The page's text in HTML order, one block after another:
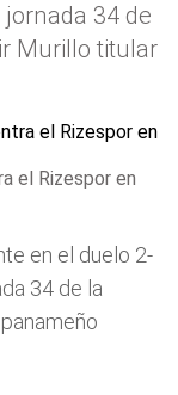
34 de
Murillo titular
el Rizespor en
en el duelo 2-
34 de la